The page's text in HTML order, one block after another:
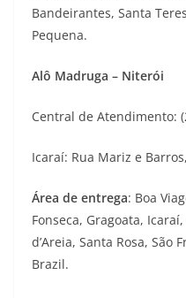
Bandeirantes, Santa
Pequena.
Alô Madruga – Niterói
Central de Atendimento:
Icaraí: Rua Mariz e
Área de entrega: Boa
Fonseca, Gragoata,
d’Areia, Santa Rosa, São
Brazil.